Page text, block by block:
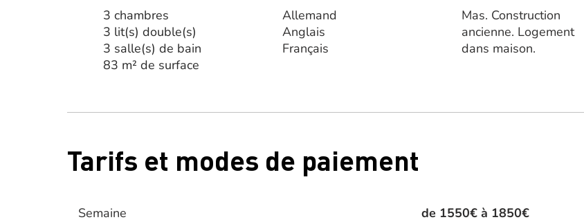
3 chambres
3 lit(s) double(s)
3 salle(s) de bain
83 m² de surface
Allemand
Anglais
Français
Mas. Construction
ancienne. Logement
dans maison.
Tarifs et modes de paiement
Semaine
de 1550€ à 1850€